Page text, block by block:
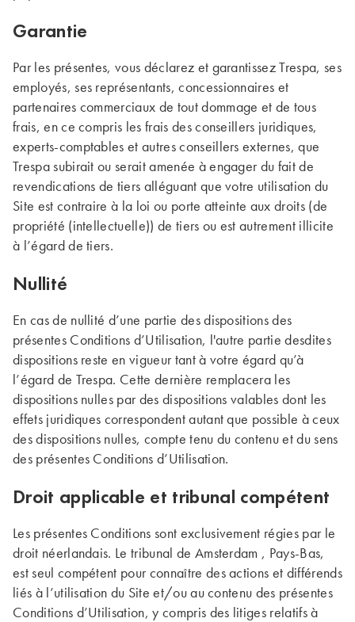
Garantie
Par les présentes, vous déclarez et garantissez Trespa, ses
employés, ses représentants, concessionnaires et
partenaires commerciaux de tout dommage et de tous
frais, en ce compris les frais des conseillers juridiques,
experts-comptables et autres conseillers externes, que
Trespa subirait ou serait amenée à engager du fait de
revendications de tiers alléguant que votre utilisation du
Site est contraire à la loi ou porte atteinte aux droits (de
propriété (intellectuelle)) de tiers ou est autrement illicite
à l’égard de tiers.
Nullité
En cas de nullité d’une partie des dispositions des
présentes Conditions d’Utilisation, l'autre partie desdites
dispositions reste en vigueur tant à votre égard qu’à
l’égard de Trespa. Cette dernière remplacera les
dispositions nulles par des dispositions valables dont les
effets juridiques correspondent autant que possible à ceux
des dispositions nulles, compte tenu du contenu et du sens
des présentes Conditions d’Utilisation.
Droit applicable et tribunal compétent
Les présentes Conditions sont exclusivement régies par le
droit néerlandais. Le tribunal de Amsterdam , Pays-Bas,
est seul compétent pour connaître des actions et différends
liés à l’utilisation du Site et/ou au contenu des présentes
Conditions d’Utilisation, y compris des litiges relatifs à